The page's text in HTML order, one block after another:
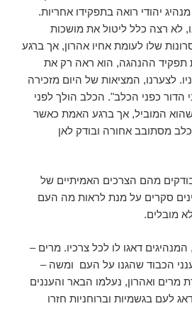
יהודי רואה בתפקידו אחריות.
לא רצה כלל ליטול את מושכות
שלו לעומת אחיו אהרון, אך ברגע
תפקיד ההנהגה, הוא ראה רק את
לצערנו, המציאות של היום מזכירה
הדור כפני הכלב". הכלב הולך לפני
שהוא המוביל, אך ברגע האמת כאשר
מסתובב אחורה ובודק לאן
מהם הצרכים האמיתיים של
סקרים על מנת לראות מה העם
מובלים.
דאגו לו לכל צרכיו. מרים –
הכבוד שהגנו על העם ומשה –
מרים ואהרון, נעלמו הבאר והעננים
לעם בגשמיות וברוחניות חזרו